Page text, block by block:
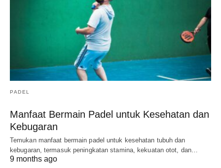
PADEL
Manfaat Bermain Padel untuk Kesehatan dan
Kebugaran
Temukan manfaat bermain padel untuk kesehatan tubuh dan
kebugaran, termasuk peningkatan stamina, kekuatan otot, dan…
9 months ago